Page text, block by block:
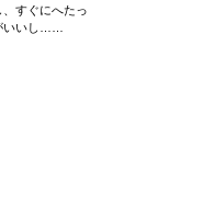
すぐにへたっ
いいし……